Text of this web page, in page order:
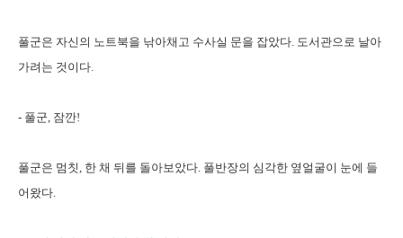
풀군은 자신의 노트북을 낚아채고 수사실 문을 잡았다. 도서관으로 날아
가려는 것이다.
- 풀군, 잠깐!
풀군은 멈칫, 한 채 뒤를 돌아보았다. 풀반장의 심각한 옆얼굴이 눈에 들
어왔다.